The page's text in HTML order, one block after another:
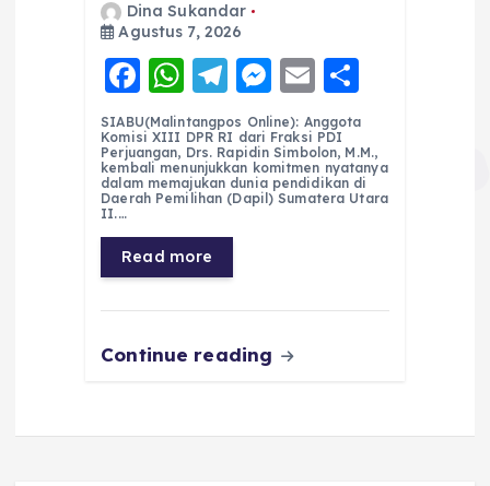
Dina Sukandar
Agustus 7, 2026
F
a
c
e
b
o
o
k
W
h
a
ts
A
p
p
T
el
e
g
r
a
m
M
e
ss
e
n
E
m
ai
l
h
a
re
SIABU(Malintangpos Online): Anggota
Komisi XIII DPR RI dari Fraksi PDI
Perjuangan, Drs. Rapidin Simbolon, M.M.,
kembali menunjukkan komitmen nyatanya
dalam memajukan dunia pendidikan di
Daerah Pemilihan (Dapil) Sumatera Utara
II.…
Read more
Continue reading